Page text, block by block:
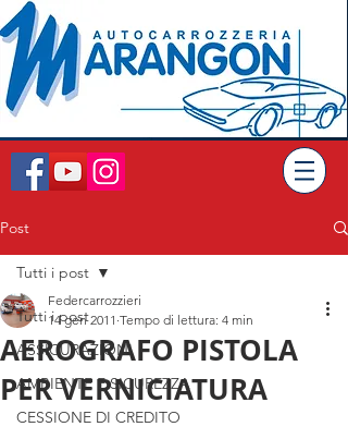
Post
Tutti i post
ASSICURAZIONI
AMBIENTE E SICUREZZA
CESSIONE DI CREDITO
Tutti i post
AEROGRAFO PISTOLA
PER VERNICIATURA
Federcarrozzieri
14 gen 2011 Tempo di lettura: 4 min